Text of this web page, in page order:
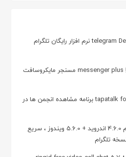
دانلود telegram Desktop 6.5.1 نرم افزار رایگان تلگرام
دانلود tapatalk forums 8.9.10 برنامه مشاهده انجمن ها در
دانلود igram آیگرام 4.6.0 اندروید + 5.6.0 ویندوز ، سریع
تلگرام